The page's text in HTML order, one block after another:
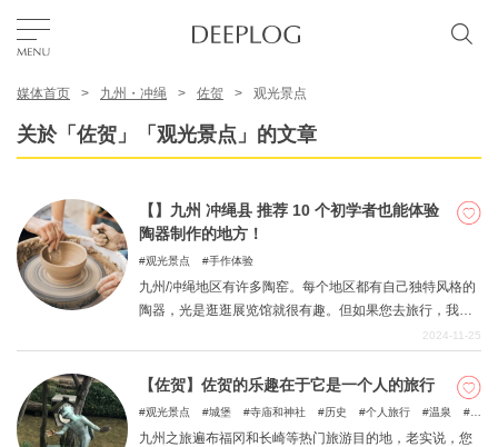
区域
简体中文
USD
媒体首页 九州・冲绳 佐贺 观光景点
关於「佐贺」「观光景点」的文章
【】九州 冲绳县 推荐 10 个初学者也能体验
陶器制作的地方！
观光景点 手作体验
九州/冲绳地区有许多陶窑。每个地区都有自己独特风格的
陶器，光是逛逛展览馆就很有趣。但如果您去旅行，我们
建议您尝试自己制作陶器。无论是雨季还是炎热的夏天，
吧，这将是您旅行中难忘的一部分。
2024-11-25
【佐贺】佐贺的乐趣在于它是一个人的旅行
观光景点 城堡 寺庙和神社 历史 个人旅行 温泉
九州之旅遍布福冈和长崎等热门旅游目的地，老实说，您